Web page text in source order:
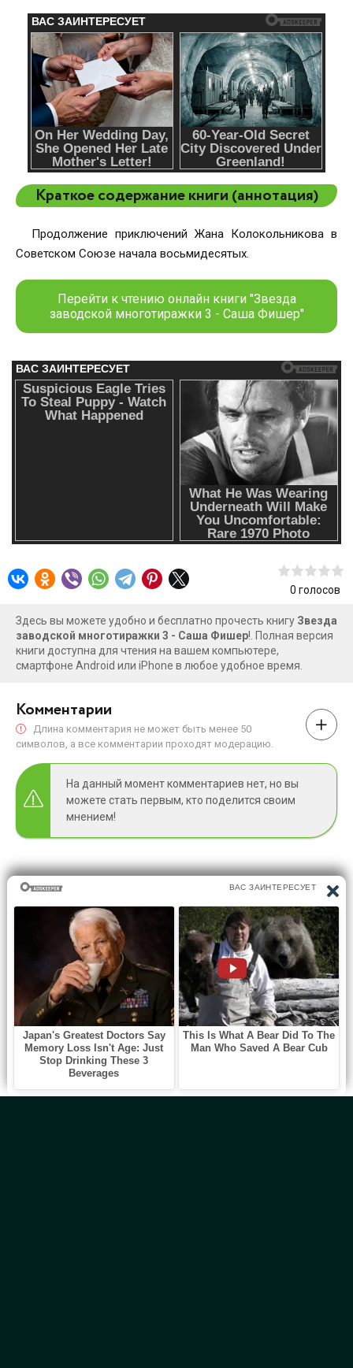
Краткое содержание книги (аннотация)
Продолжение приключений Жана Колокольникова в
Советском Союзе начала восьмидесятых.
Перейти к чтению онлайн книги "Звезда
заводской многотиражки 3 - Саша Фишер"
0 голосов
Здесь вы можете удобно и бесплатно прочесть книгу Звезда
заводской многотиражки 3 - Саша Фишер!. Полная версия
книги доступна для чтения на вашем компьютере,
смартфоне Android или iPhone в любое удобное время.
Комментарии
Длина комментария не может быть менее 50
символов, а все комментарии проходят модерацию.
На данный момент комментариев нет, но вы
можете стать первым, кто поделится своим
мнением!